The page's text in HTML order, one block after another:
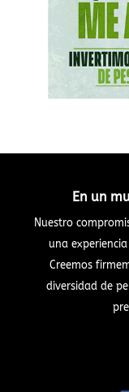
En un
Nuestro
una
Creemos
diversidad de